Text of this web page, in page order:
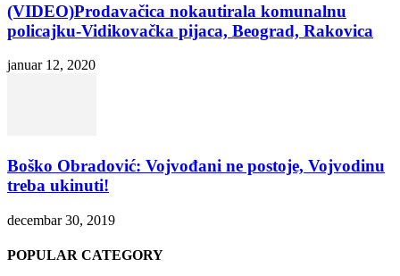
(VIDEO)Prodavačica nokautirala komunalnu
policajku-Vidikovačka pijaca, Beograd, Rakovica
januar 12, 2020
Boško Obradović: Vojvođani ne postoje, Vojvodinu
treba ukinuti!
decembar 30, 2019
POPULAR CATEGORY